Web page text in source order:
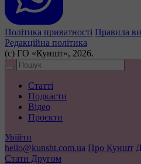
Політика приватності Правила
Редакційна політика
(с) ГО «Куншт», 2026.
Статті
Подкасти
Відео
Проєкти
Увійти
hello@kunsht.com.ua Про Куншт
Стати Другом